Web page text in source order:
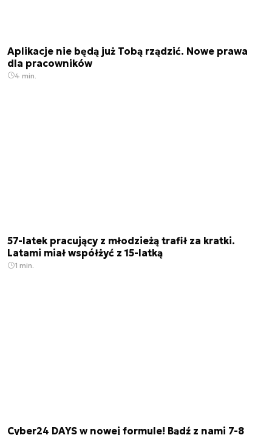
Aplikacje nie będą już Tobą rządzić. Nowe prawa
dla pracowników
4 min.
57-latek pracujący z młodzieżą trafił za kratki.
Latami miał współżyć z 15-latką
1 min.
Cyber24 DAYS w nowej formule! Bądź z nami 7-8